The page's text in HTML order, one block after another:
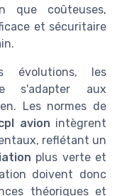
que coûteuses,
et sécuritaire
évolutions, les
s'adapter aux
Les normes de
avion intègrent
reflétant un
plus verte et
doivent donc
théoriques et